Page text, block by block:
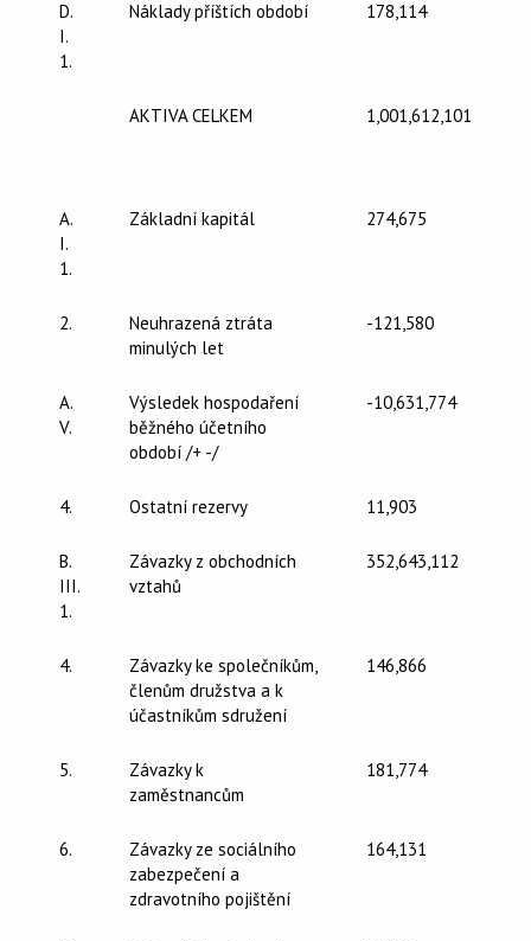
D.
I.
1.
Náklady příštích období 178,114
AKTIVA CELKEM 1,001,612,101
A.
I.
1.
Základní kapitál 274,675
2.
Neuhrazená ztráta
minulých let
-121,580
A.
V.
Výsledek hospodaření
běžného účetního
období /+ -/
-10,631,774
4. Ostatní rezervy 11,903
B.
III.
1.
Závazky z obchodních
vztahů
352,643,112
4.
Závazky ke společníkům,
členům družstva a k
účastníkům sdružení
146,866
5.
Závazky k
zaměstnancům
181,774
6.
Závazky ze sociálního
zabezpečení a
zdravotního pojištění
164,131